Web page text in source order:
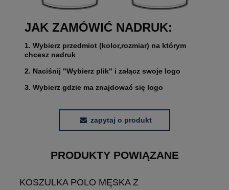
JAK ZAMÓWIĆ NADRUK:
1. Wybierz przedmiot (kolor,rozmiar) na którym
chcesz nadruk
2. Naciśnij "Wybierz plik" i załącz swoje logo
3. Wybierz gdzie ma znajdować się logo
zapytaj o produkt
PRODUKTY POWIĄZANE
KOSZULKA POLO MĘSKA Z